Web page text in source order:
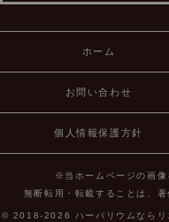
ホーム
お問い合わせ
個人情報保護方針
※当ホームページの画像
無断転用・転載することは、
© 2018-2026 ハーバリウムなら